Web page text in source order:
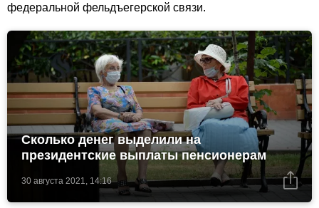
федеральной фельдъегерской связи.
30 августа 2021, 14:16
Сколько денег выделили на
президентские выплаты пенсионерам